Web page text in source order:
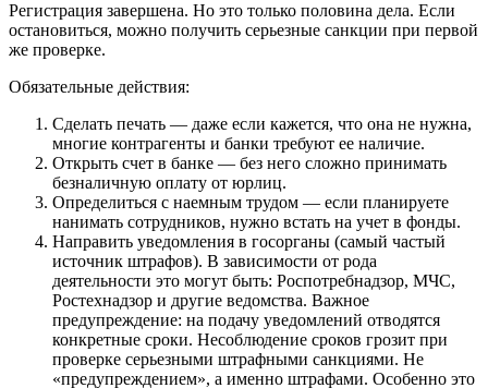
Регистрация завершена. Но это только половина дела. Если
остановиться, можно получить серьезные санкции при первой
же проверке.
Обязательные действия:
Сделать печать — даже если кажется, что она не нужна,
многие контрагенты и банки требуют ее наличие.
Открыть счет в банке — без него сложно принимать
безналичную оплату от юрлиц.
Определиться с наемным трудом — если планируете
нанимать сотрудников, нужно встать на учет в фонды.
Направить уведомления в госорганы (самый частый
источник штрафов). В зависимости от рода
деятельности это могут быть: Роспотребнадзор, МЧС,
Ростехнадзор и другие ведомства. Важное
предупреждение: на подачу уведомлений отводятся
конкретные сроки. Несоблюдение сроков грозит при
проверке серьезными штрафными санкциями. Не
«предупреждением», а именно штрафами. Особенно это